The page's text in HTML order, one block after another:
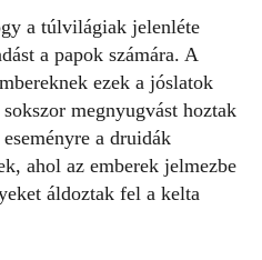
a túlvilágiak jelenléte
a papok számára. A
ezek a jóslatok
megnyugvást hoztak
a druidák
ahol az emberek jelmezbe
áldoztak fel a kelta